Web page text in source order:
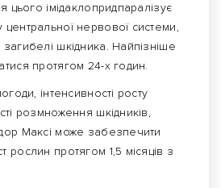
цього імідаклопридпаралізує
нервової системи,
шкідника. Найпізніше
протягом 24-х годин.
інтенсивності росту
розмноження шкідників,
Максі може забезпечити
рослин протягом 1,5 місяців з